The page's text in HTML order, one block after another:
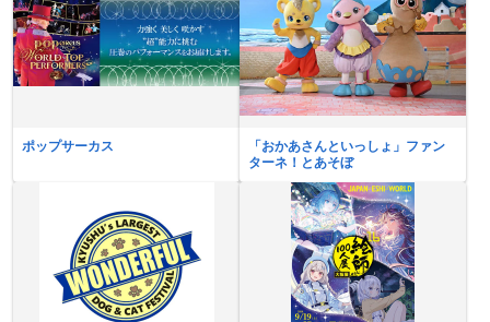
ポップサーカス
「おかあさんといっしょ」ファン
ターネ！とあそぼ